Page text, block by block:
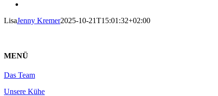
LisaJenny Kremer2025-10-21T15:01:32+02:00
MENÜ
Das Team
Unsere Kühe